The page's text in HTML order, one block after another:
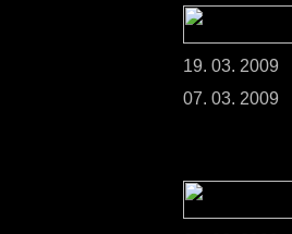
19. 03. 2009
07. 03. 2009